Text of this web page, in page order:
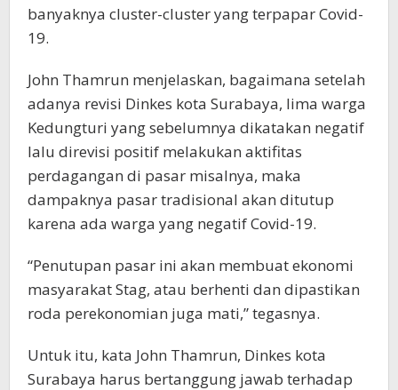
banyaknya cluster-cluster yang terpapar Covid-
19.
John Thamrun menjelaskan, bagaimana setelah
adanya revisi Dinkes kota Surabaya, lima warga
Kedungturi yang sebelumnya dikatakan negatif
lalu direvisi positif melakukan aktifitas
perdagangan di pasar misalnya, maka
dampaknya pasar tradisional akan ditutup
karena ada warga yang negatif Covid-19.
“Penutupan pasar ini akan membuat ekonomi
masyarakat Stag, atau berhenti dan dipastikan
roda perekonomian juga mati,” tegasnya.
Untuk itu, kata John Thamrun, Dinkes kota
Surabaya harus bertanggung jawab terhadap